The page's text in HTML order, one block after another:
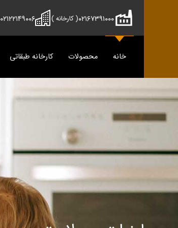
۰۲۱۶۷۳۹۱۰۰۰( کارخانه ) ۰۲۱۲۲۱۴۹۰۰۶
خانه محصولات کارخانه طبقاتی